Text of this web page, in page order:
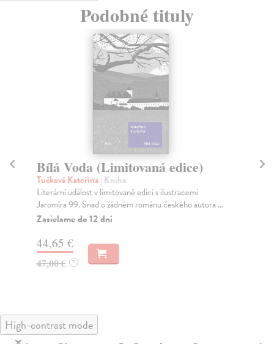
Podobné tituly
Bílá Voda (Limitovaná edice)
Tučková Kateřina| Kniha
Literární událost v limitované edici s ilustracemi
Jaromíra 99. Snad o žádném románu českého autora ...
Zasielame do 12 dní
44,65 €
47,00 € ?
High-contrast mode